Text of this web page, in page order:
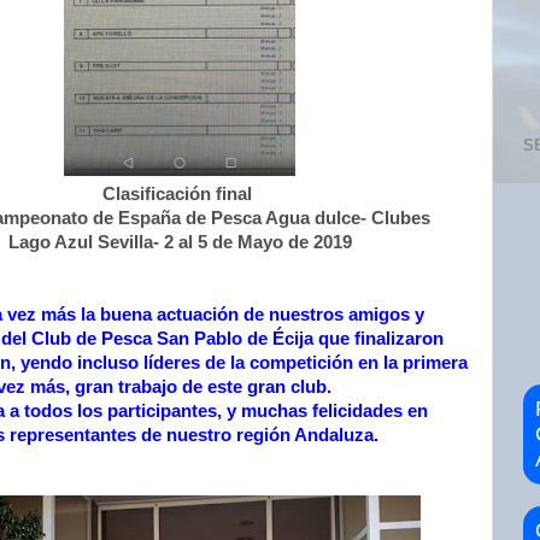
Clasificación final
de España de Pesca Agua dulce- Clubes
Lago Azul Sevilla- 2 al 5 de Mayo de 2019
vez más la buena actuación de nuestros amigos y
Club de Pesca San Pablo de Écija que finalizaron
yendo incluso líderes de la competición en la primera
más, gran trabajo de este gran club.
a todos los participantes, y muchas felicidades en
representantes de nuestro región Andaluza.